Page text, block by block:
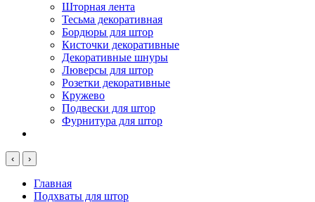
Шторная лента
Тесьма декоративная
Бордюры для штор
Кисточки декоративные
Декоративные шнуры
Люверсы для штор
Розетки декоративные
Кружево
Подвески для штор
Фурнитура для штор
‹ ›
Главная
Подхваты для штор